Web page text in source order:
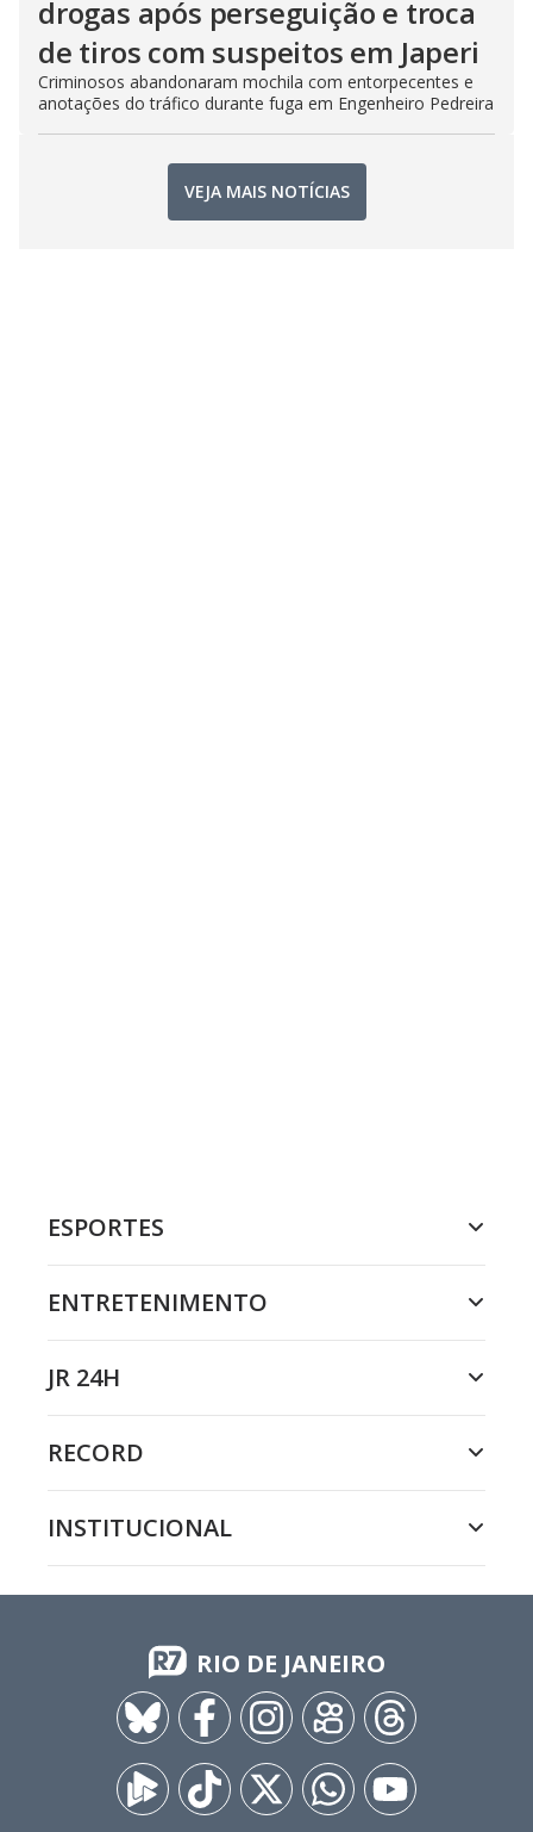
drogas após perseguição e troca
de tiros com suspeitos em Japeri
Criminosos abandonaram mochila com entorpecentes e
anotações do tráfico durante fuga em Engenheiro Pedreira
VEJA MAIS NOTÍCIAS
ESPORTES
ENTRETENIMENTO
JR 24H
RECORD
INSTITUCIONAL
RIO DE JANEIRO